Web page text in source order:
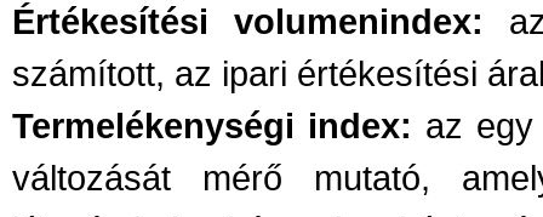
Értékesítési volumenindex:
számított, az ipari értékesítési
Termelékenységi index: az egy
változását mérő mutató,